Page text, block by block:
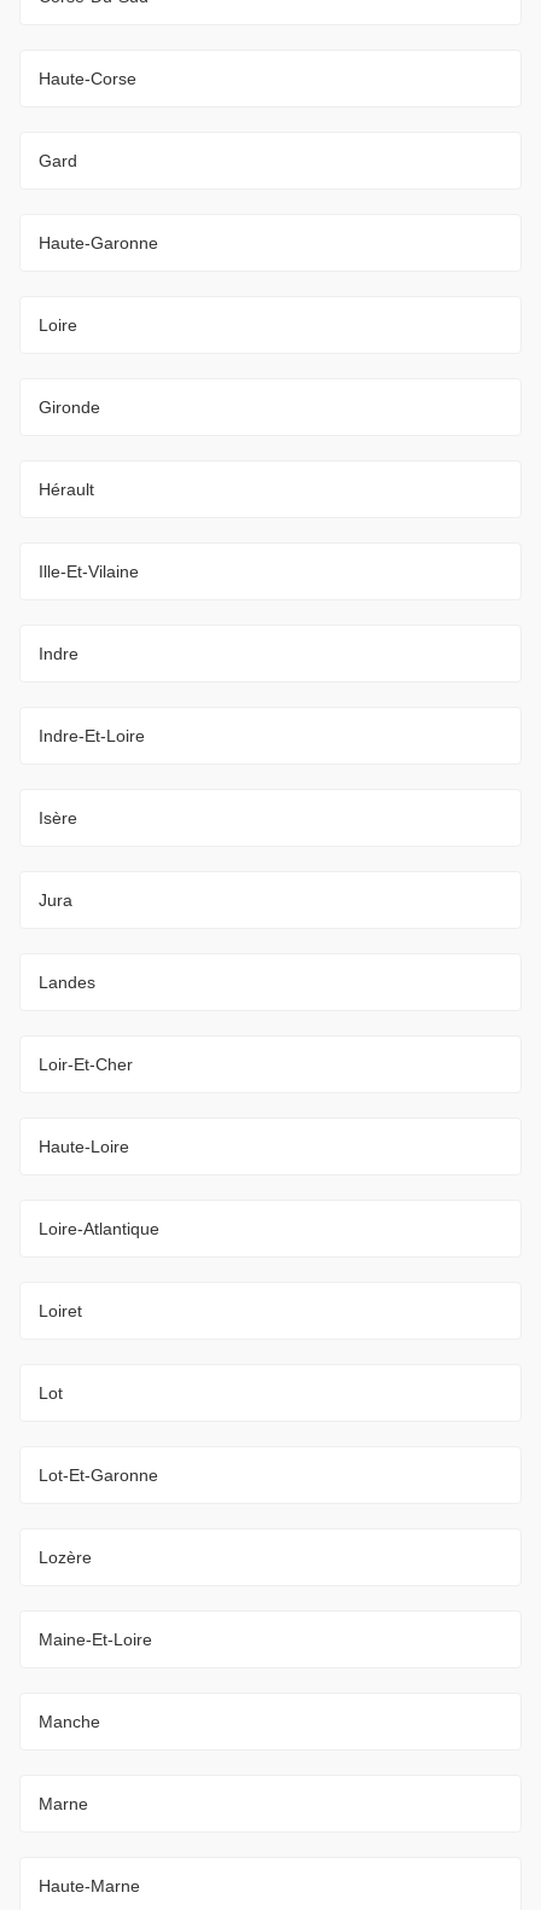
Haute-Corse
Gard
Haute-Garonne
Loire
Gironde
Hérault
Ille-Et-Vilaine
Indre
Indre-Et-Loire
Isère
Jura
Landes
Loir-Et-Cher
Haute-Loire
Loire-Atlantique
Loiret
Lot
Lot-Et-Garonne
Lozère
Maine-Et-Loire
Manche
Marne
Haute-Marne